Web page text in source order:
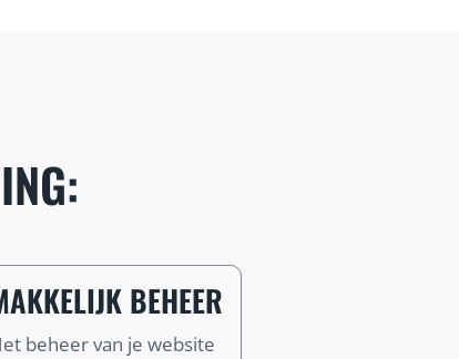
BEHEER
beheer van je website